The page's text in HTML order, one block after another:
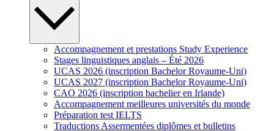
Accompagnement et prestations Study Experience
Stages linguistiques anglais – Été 2026
UCAS 2026 (inscription Bachelor Royaume-Uni)
UCAS 2027 (inscription Bachelor Royaume-Uni)
CAO 2026 (inscription bachelier en Irlande)
Accompagnement meilleures universités du monde
Préparation test IELTS
Traductions Assermentées diplômes et bulletins